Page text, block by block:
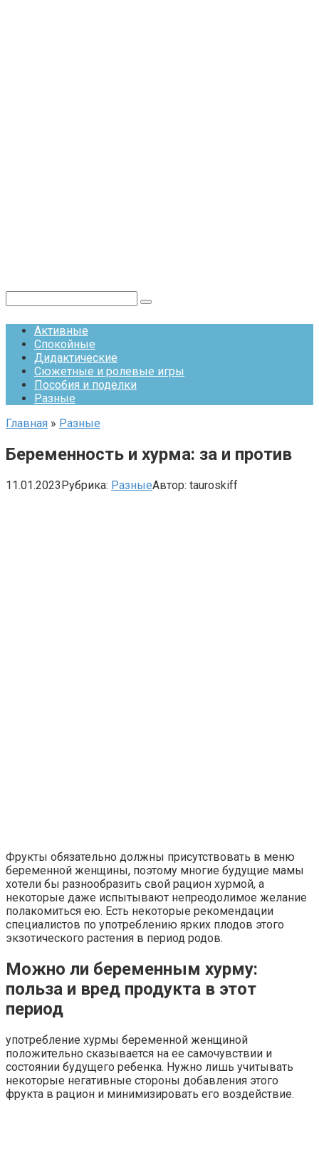
Активные
Спокойные
Дидактические
Сюжетные и ролевые игры
Пособия и поделки
Разные
Главная » Разные
Беременность и хурма: за и против
11.01.2023Рубрика: РазныеАвтор: tauroskiff
Фрукты обязательно должны присутствовать в меню
беременной женщины, поэтому многие будущие мамы
хотели бы разнообразить свой рацион хурмой, а
некоторые даже испытывают непреодолимое желание
полакомиться ею. Есть некоторые рекомендации
специалистов по употреблению ярких плодов этого
экзотического растения в период родов.
Можно ли беременным хурму:
польза и вред продукта в этот
период
употребление хурмы беременной женщиной
положительно сказывается на ее самочувствии и
состоянии будущего ребенка. Нужно лишь учитывать
некоторые негативные стороны добавления этого
фрукта в рацион и минимизировать его воздействие.